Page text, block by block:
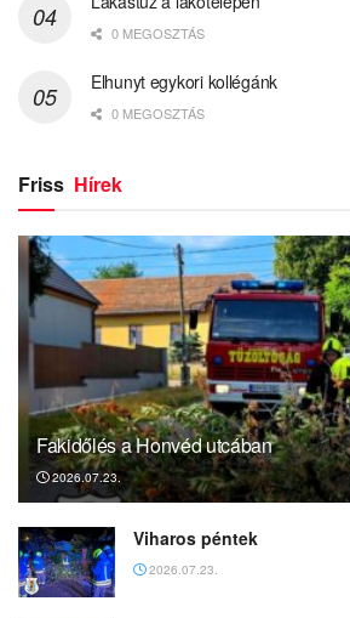
0 MEGOSZTÁS
Elhunyt egykori kollégánk
0 MEGOSZTÁS
Friss Hírek
Fakidőlés a Honvéd utcában
2026.07.23.
Viharos péntek
2026.07.23.